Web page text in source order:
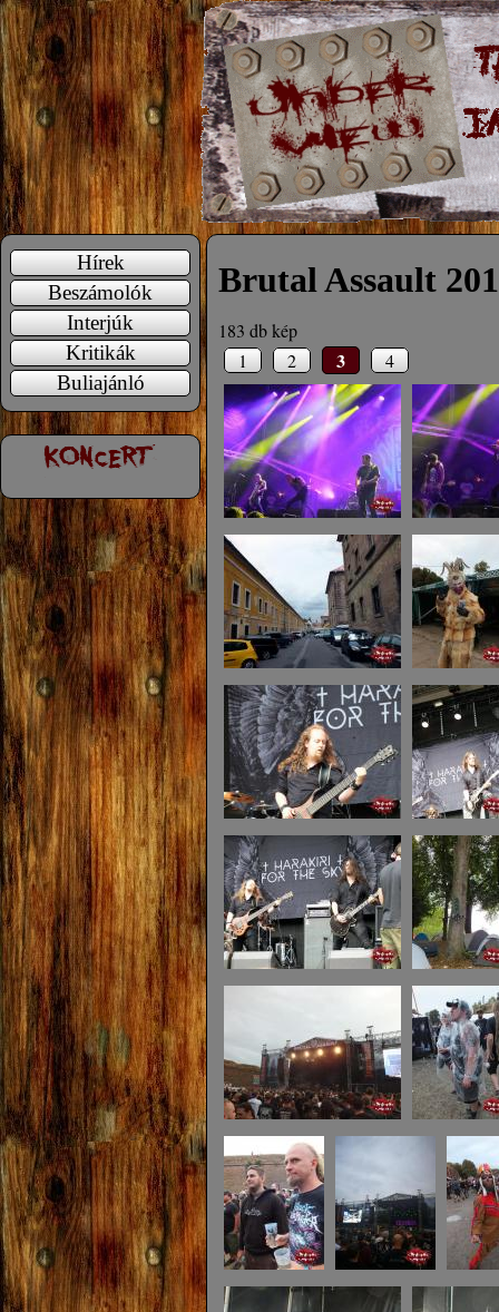
Hírek
Beszámolók
Interjúk
Kritikák
Buliajánló
Brutal Assault
183 db kép
1
2 3 4